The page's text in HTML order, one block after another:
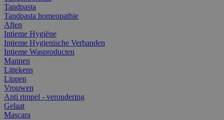
Tandpasta
Tandpasta homeopathie
Aften
Intieme Hygiëne
Intieme Hygienische Verbanden
Intieme Wasproducten
Mannen
Littekens
Lippen
Vrouwen
Anti rimpel - veroudering
Gelaat
Mascara